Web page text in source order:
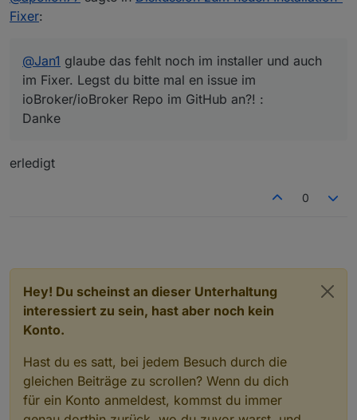
Fixer:
@Jan1 glaube das fehlt noch im installer und auch
im Fixer. Legst du bitte mal en issue im
ioBroker/ioBroker Repo im GitHub an?! :
Danke
erledigt
0
Hey! Du scheinst an dieser Unterhaltung
interessiert zu sein, hast aber noch kein
Konto.
Hast du es satt, bei jedem Besuch durch die
gleichen Beiträge zu scrollen? Wenn du dich
für ein Konto anmeldest, kommst du immer